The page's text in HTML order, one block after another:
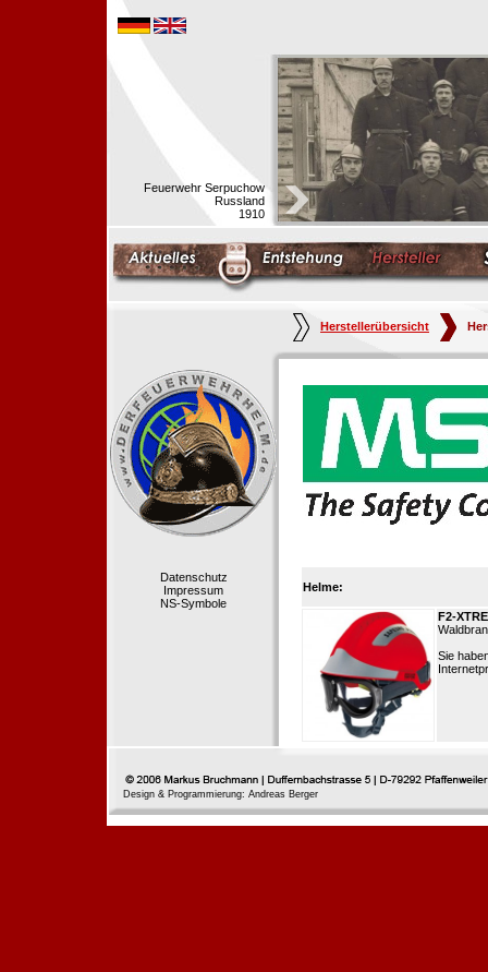
Feuerwehr Serpuchow
Russland
1910
Herstellerübersicht
Datenschutz
Impressum
NS-Symbole
Helme:
F2-
Sie
Design & Programmierung: Andreas Berger